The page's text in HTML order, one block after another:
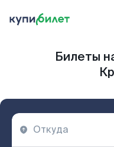
Билеты